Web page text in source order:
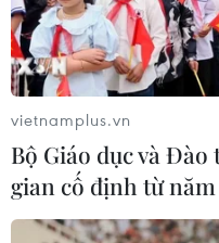
vietnamplus.vn
Bộ Giáo dục và
gian cố định từ năm